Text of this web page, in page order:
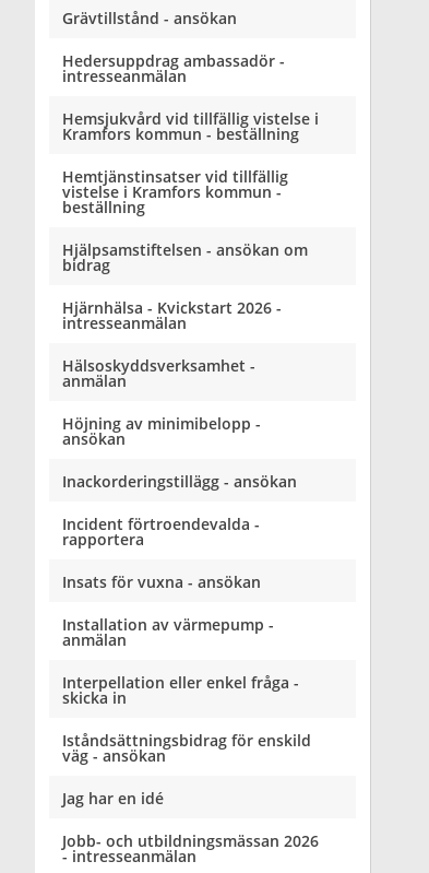
Grävtillstånd - ansökan
Hedersuppdrag ambassadör -
intresseanmälan
Hemsjukvård vid tillfällig vistelse i
Kramfors kommun - beställning
Hemtjänstinsatser vid tillfällig
vistelse i Kramfors kommun -
beställning
Hjälpsamstiftelsen - ansökan om
bidrag
Hjärnhälsa - Kvickstart 2026 -
intresseanmälan
Hälsoskyddsverksamhet -
anmälan
Höjning av minimibelopp -
ansökan
Inackorderingstillägg - ansökan
Incident förtroendevalda -
rapportera
Insats för vuxna - ansökan
Installation av värmepump -
anmälan
Interpellation eller enkel fråga -
skicka in
Iståndsättningsbidrag för enskild
väg - ansökan
Jag har en idé
Jobb- och utbildningsmässan 2026
- intresseanmälan